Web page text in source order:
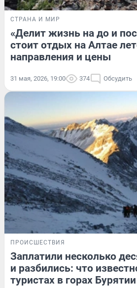
СТРАНА И МИР
«Делит жизнь на до и
стоит отдых на Алтае
направления и цены
31 мая, 2026, 19:00 374 Обсудить
ПРОИСШЕСТВИЯ
Заплатили несколько
и разбились: что
туристах в горах Бурятии